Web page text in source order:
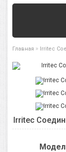
Главная » Irritec
Irritec